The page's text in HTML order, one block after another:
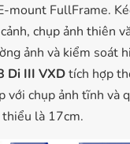
mount FullFrame.
chụp ảnh thiên
ảnh và kiểm soát
Di III VXDtích hợp
với chụp ảnh tĩnh và
là 17cm.